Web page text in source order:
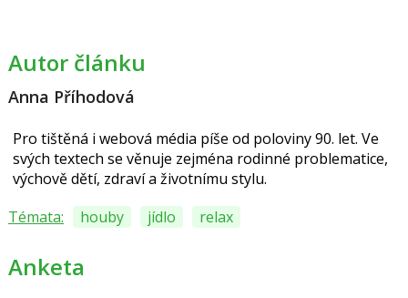
Autor článku
Anna Příhodová
Pro tištěná i webová média píše od poloviny 90. let. Ve
svých textech se věnuje zejména rodinné problematice,
výchově dětí, zdraví a životnímu stylu.
Témata:
houby jídlo relax
Anketa